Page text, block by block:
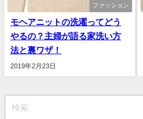
ファッション
モヘアニットの洗濯ってどう
やるの？主婦が語る家洗い方
法と裏ワザ！
2019年2月23日